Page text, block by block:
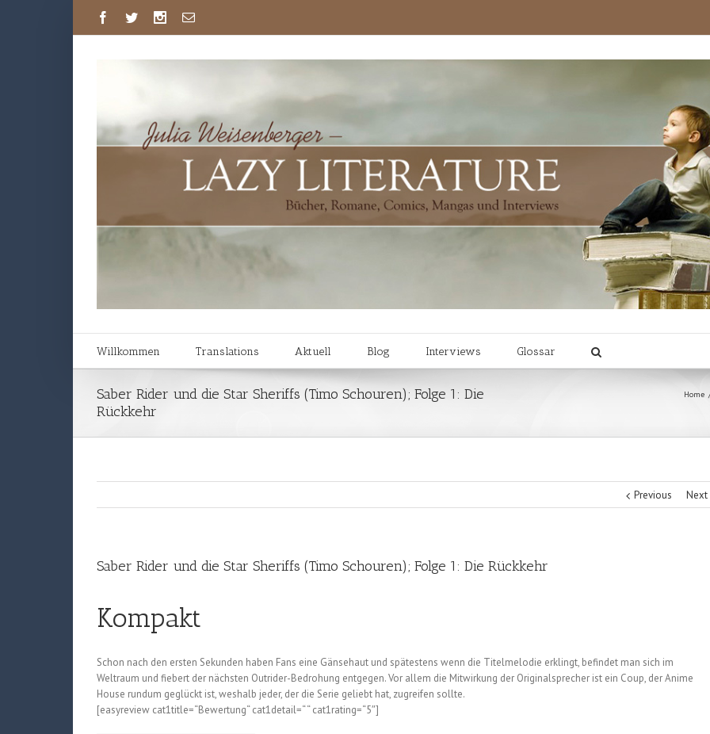
Willkommen Translations Aktuell Blog Interviews Glossar
Saber Rider und die Star Sheriffs (Timo Schouren); Folge 1: Die
Rückkehr
Home
Previous Next
Saber Rider und die Star Sheriffs (Timo Schouren); Folge 1: Die Rückkehr
Kompakt
Schon nach den ersten Sekunden haben Fans eine Gänsehaut und spätestens wenn die Titelmelodie erklingt, befindet man sich im
Weltraum und fiebert der nächsten Outrider-Bedrohung entgegen. Vor allem die Mitwirkung der Originalsprecher ist ein Coup, der Anime
House rundum geglückt ist, weshalb jeder, der die Serie geliebt hat, zugreifen sollte.
[easyreview cat1title=“Bewertung“ cat1detail=“ “ cat1rating=“5″]